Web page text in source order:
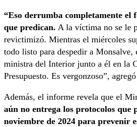
“Eso derrumba completamente el
que predican. A la víctima no se le
revictimizó. Mientras el miércoles
todo listo para despedir a Monsalve,
ministra del Interior junto a él en la
Presupuesto. Es vergonzoso”,
Además, el informe revela que el
aún no entrega los protocolos que
noviembre de 2024 para prevenir